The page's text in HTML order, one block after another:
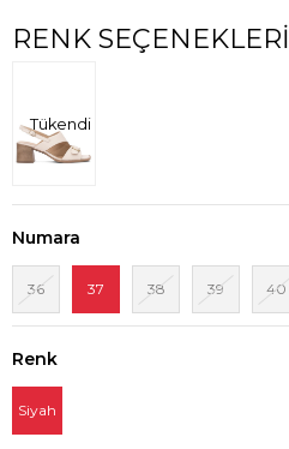
RENK SEÇENEKLERI
Tükendi
Numara
36 37 38 39 40
Renk
Siyah